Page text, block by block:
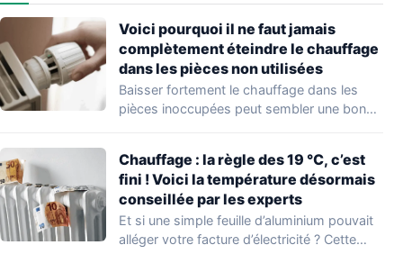
Voici pourquoi il ne faut jamais
complètement éteindre le chauffage
dans les pièces non utilisées
Baisser fortement le chauffage dans les
pièces inoccupées peut sembler une bonne
Chauffage : la règle des 19 °C, c’est
fini ! Voici la température désormais
conseillée par les experts
Et si une simple feuille d’aluminium pouvait
alléger votre facture d’électricité ? Cette